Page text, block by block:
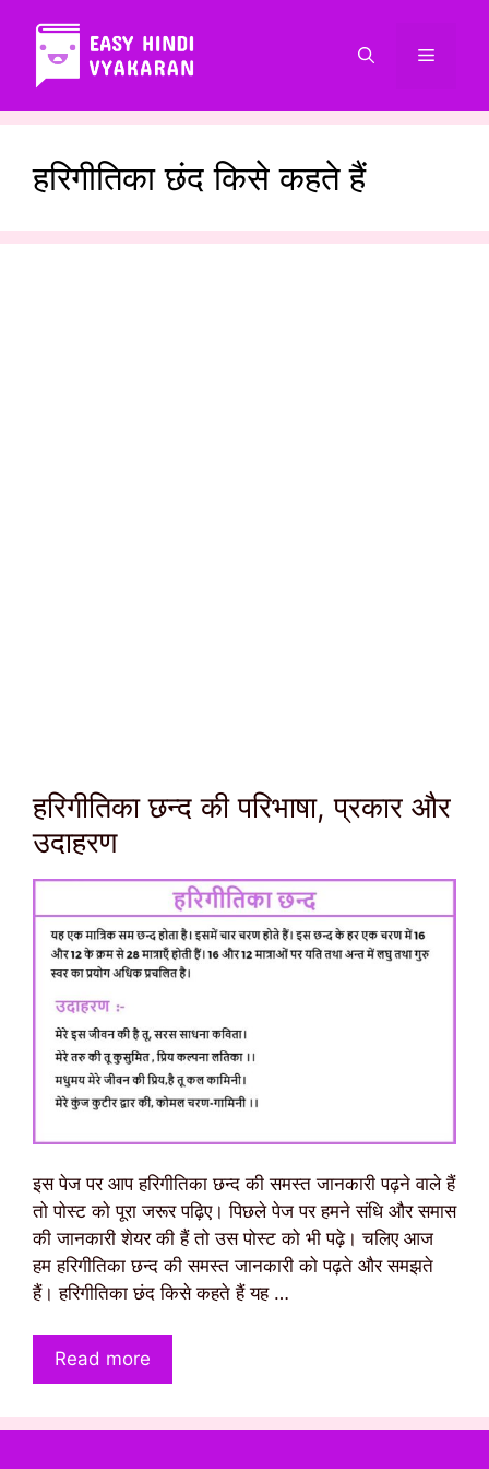
content
Menu
हरिगीतिका छंद किसे कहते हैं
हरिगीतिका छन्द की परिभाषा, प्रकार और
उदाहरण
इस पेज पर आप हरिगीतिका छन्द की समस्त जानकारी पढ़ने वाले हैं
तो पोस्ट को पूरा जरूर पढ़िए। पिछले पेज पर हमने संधि और समास
की जानकारी शेयर की हैं तो उस पोस्ट को भी पढ़े। चलिए आज
हम हरिगीतिका छन्द की समस्त जानकारी को पढ़ते और समझते
हैं। हरिगीतिका छंद किसे कहते हैं यह …
Read more